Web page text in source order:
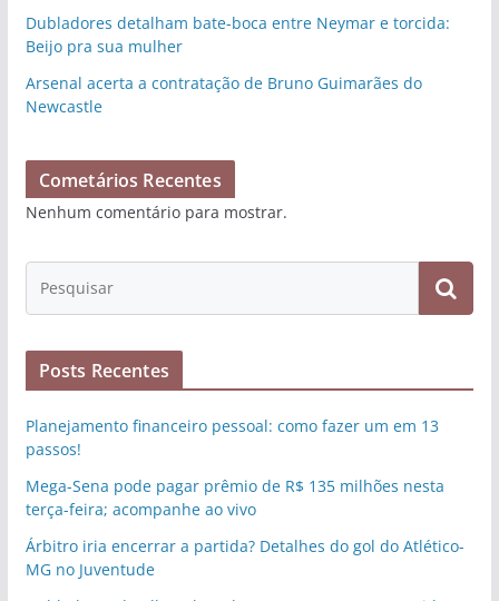
Dubladores detalham bate-boca entre Neymar e torcida:
Beijo pra sua mulher
Arsenal acerta a contratação de Bruno Guimarães do
Newcastle
Cometários Recentes
Nenhum comentário para mostrar.
Posts Recentes
Planejamento financeiro pessoal: como fazer um em 13
passos!
Mega-Sena pode pagar prêmio de R$ 135 milhões nesta
terça-feira; acompanhe ao vivo
Árbitro iria encerrar a partida? Detalhes do gol do Atlético-
MG no Juventude